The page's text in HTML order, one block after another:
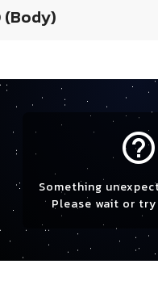
(Body)
help_outline
Something
Please wait or